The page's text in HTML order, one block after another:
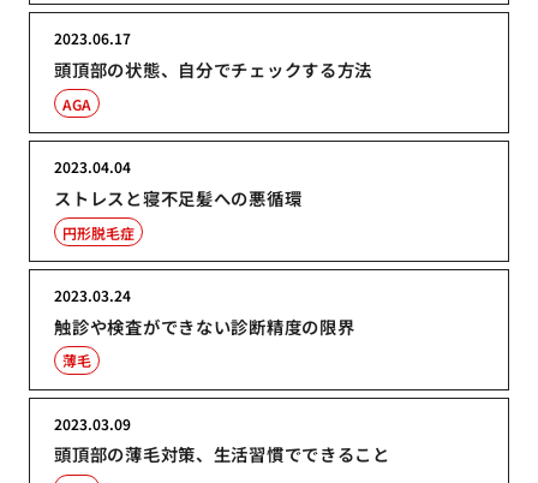
頭頂部の状態、自分でチェックする方法
2023.06.17
AGA
ストレスと寝不足髪への悪循環
2023.04.04
円形脱毛症
触診や検査ができない診断精度の限界
2023.03.24
薄毛
頭頂部の薄毛対策、生活習慣でできること
2023.03.09